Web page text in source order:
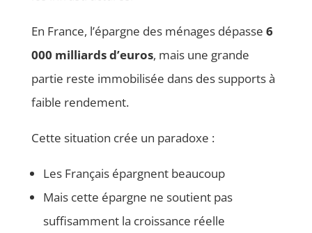
En France, l’épargne des ménages dépasse 6
000 milliards d’euros, mais une grande
partie reste immobilisée dans des supports à
faible rendement.
Cette situation crée un paradoxe :
Les Français épargnent beaucoup
Mais cette épargne ne soutient pas
suffisamment la croissance réelle